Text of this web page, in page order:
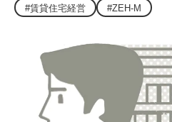
#賃貸住宅経営 #ZEH-M